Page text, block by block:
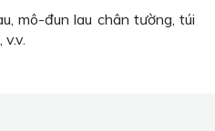
mô-đun lau chân tường, túi